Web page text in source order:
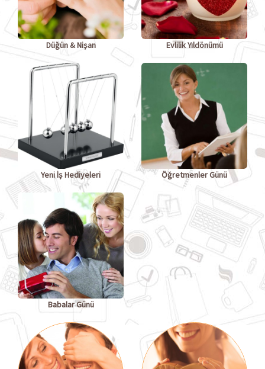
Düğün & Nişan Evlilik Yıldönümü
Yeni İş Hediyeleri Öğretmenler Günü
Babalar Günü